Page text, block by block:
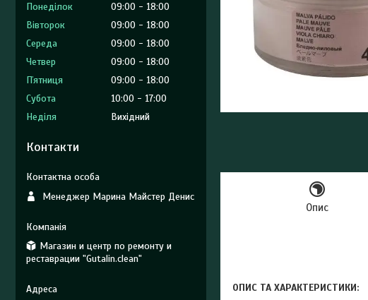
Опис
ОПИС ТА ХАРАКТЕРИСТИКИ:
Понеділок 09:00
18:00
Вівторок
09:00
18:00
Середа
09:00
18:00
Четвер
09:00
18:00
Пʼятниця
09:00
18:00
Субота
10:00
17:00
Неділя
Вихідний
Контакти
Менеджер Марина Майстер Денис
Магазин и центр по ремонту и
реставрации "Gutalin.clean"